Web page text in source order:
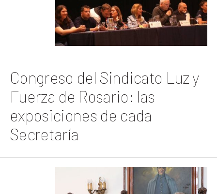
Congreso del Sindicato Luz y
Fuerza de Rosario: las
exposiciones de cada
Secretaría